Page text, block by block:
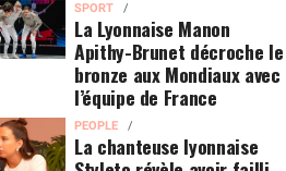
SPORT
La Lyonnaise Manon
Apithy-Brunet décroche le
bronze aux Mondiaux avec
l’équipe de France
PEOPLE
La chanteuse lyonnaise